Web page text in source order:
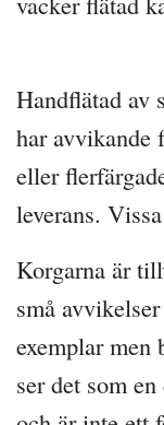
Handflätad av
har avvikande
eller
leverans.
Korgarna är
små
exemplar men
ser det som